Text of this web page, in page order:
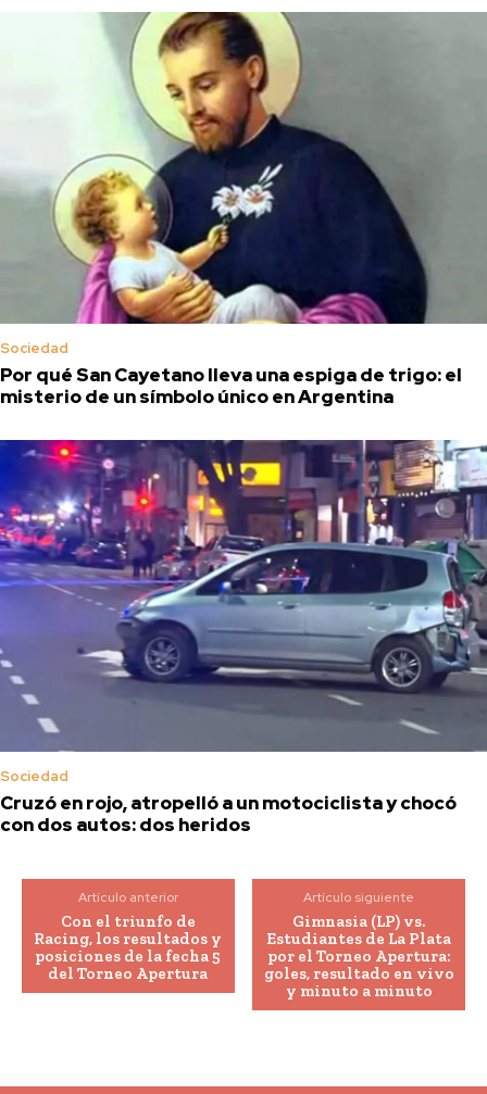
Sociedad
Por qué San Cayetano lleva una espiga de trigo: el
misterio de un símbolo único en Argentina
Sociedad
Cruzó en rojo, atropelló a un motociclista y chocó
con dos autos: dos heridos
Artículo anterior
Con el triunfo de
Racing, los resultados y
posiciones de la fecha 5
del Torneo Apertura
Artículo siguiente
Gimnasia (LP) vs.
Estudiantes de La Plata
por el Torneo Apertura:
goles, resultado en vivo
y minuto a minuto